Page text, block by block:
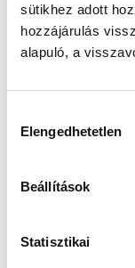
sütikhez adott
hozzájárulás
alapuló, a
kiválasztása
Elengedhetetlen
Beállítások
Statisztikai
vagy eltérés
vagy nem fektet
észleljük ezeket,
kialakulása. Az
előrehaladott
nemcsak az
Véleménye